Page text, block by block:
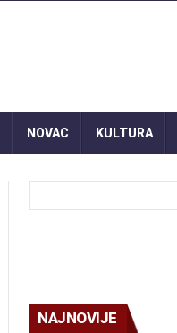
NOVAC KULTURA
NAJNOVIJE